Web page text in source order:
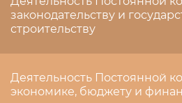
законодательству и
строительству
Деятельность Постоянной
экономике, бюджету и